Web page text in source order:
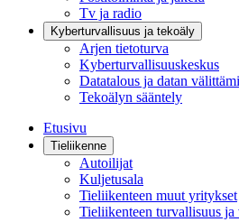
Tv ja radio
Kyberturvallisuus ja tekoäly
Arjen tietoturva
Kyberturvallisuuskeskus
Datatalous ja datan
Tekoälyn sääntely
Etusivu
Tieliikenne
Autoilijat
Kuljetusala
Tieliikenteen muut yritykset
Tieliikenteen turvallisuus ja